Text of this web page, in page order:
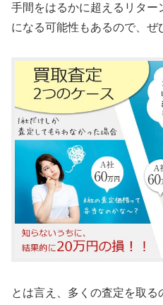
手間をはるかに超えるリター
になる可能性もあるので、ぜ
とは言え、多くの査定を取る